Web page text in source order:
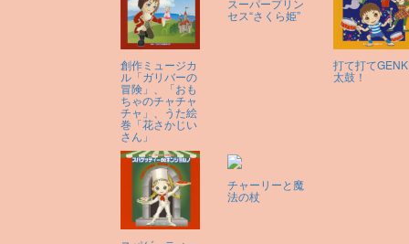
創作ミュージカ
ル「ガリバーの
冒険」、「おも
ちゃのチャチャ
チャ」、うた絵
巻「花さかじい
さん」
スーパープリン
セス“さくら姫”
打て打て
太鼓！
チャーリーと魔
法の杖